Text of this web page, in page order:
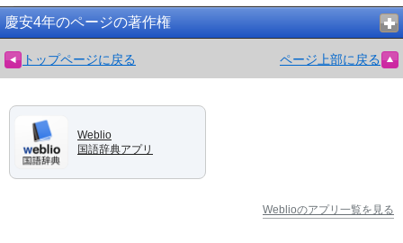
慶安4年のページの著作権
トップページに戻る ページ上部に戻る
Weblio
国語辞典アプリ
Weblioのアプリ一覧を見る